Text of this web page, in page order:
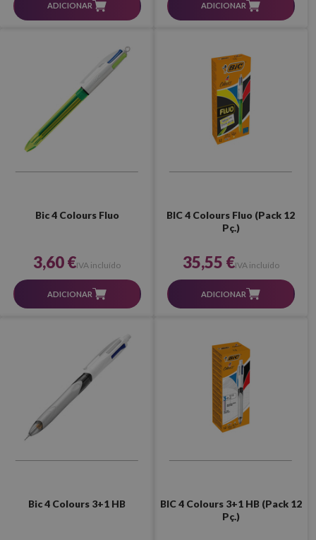
ADICIONAR ADICIONAR
Bic 4 Colours Fluo
3,60 €IVA incluído
ADICIONAR
BIC 4 Colours Fluo (Pack 12
Pç.)
35,55 €IVA incluído
ADICIONAR
Bic 4 Colours 3+1 HB
BIC 4 Colours 3+1 HB (Pack 12
Pç.)